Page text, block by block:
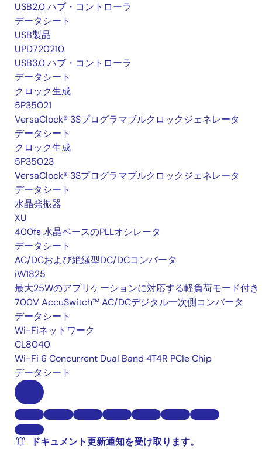
USB2.0 ハブ・コントローラ
データシート
USB製品
UPD720210
USB3.0 ハブ・コントローラ
データシート
クロック生成
5P35021
VersaClock® 3Sプログラマブルクロックジェネレータ
データシート
クロック生成
5P35023
VersaClock® 3Sプログラマブルクロックジェネレータ
データシート
水晶発振器
XU
400fs 水晶ベースのPLLオシレータ
データシート
AC/DCおよび絶縁型DC/DCコンバータ
iW1825
最大25Wのアプリケーションに対応する軽負荷モード付き
700V AccuSwitch™ AC/DCデジタル一次側コンバータ
データシート
Wi-Fiネットワーク
CL8040
Wi-Fi 6 Concurrent Dual Band 4T4R PCIe Chip
データシート
ドキュメント更新通知を受け取ります。